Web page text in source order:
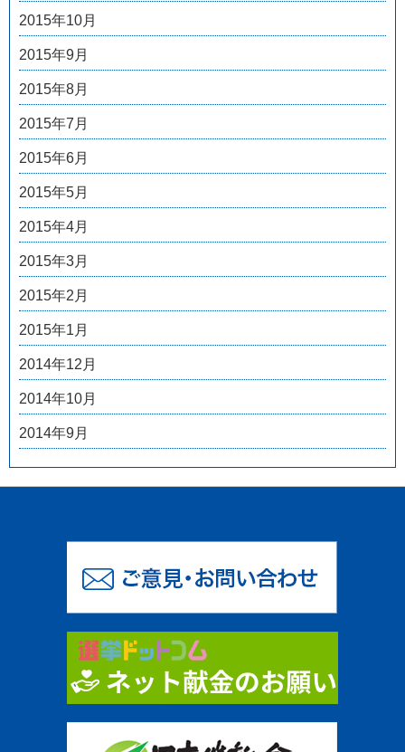
2015年10月
2015年9月
2015年8月
2015年7月
2015年6月
2015年5月
2015年4月
2015年3月
2015年2月
2015年1月
2014年12月
2014年10月
2014年9月